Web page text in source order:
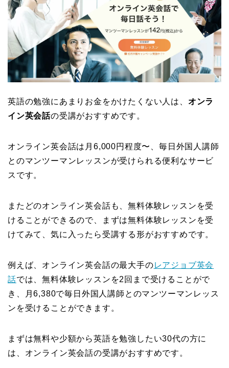
英語の勉強にあまりお金をかけたくない人は、 オンラ
イン英会話の受講がおすすめです。
オンライン英会話は月6,000円程度〜、毎日外国人講師
とのマンツーマンレッスンが受けられる便利なサービ
スです。
またどのオンライン英会話も、無料体験レッスンを受
けることができるので、まずは無料体験レッスンを受
けてみて、気に入ったら受講する形がおすすめです。
例えば、オンライン英会話の最大手のレアジョブ英会
話では、無料体験レッスンを2回まで受けることがで
き、月6,380で毎日外国人講師とのマンツーマンレッス
ンを受けることができます。
まずは無料や少額から英語を勉強したい30代の方に
は、オンライン英会話の受講がおすすめです。